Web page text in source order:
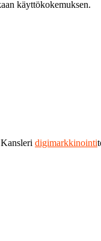
käyttökokemuksen.
digimarkkinointi